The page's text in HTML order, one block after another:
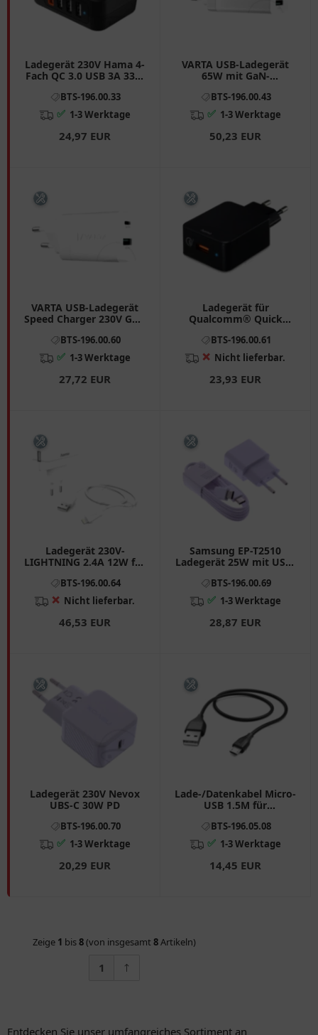
Ladegerät 230V Hama 4-
Fach QC 3.0 USB 3A 33W
Smartphones und
Tablets
BTS-196.00.33
✅ 1-3 Werktage
24,97 EUR
VARTA USB-Ladegerät
65W mit GaN-
BTS-196.00.43
✅ 1-3 Werktage
50,23 EUR
VARTA USB-Ladegerät
Speed Charger 230V GaN
BTS-196.00.60
✅ 1-3 Werktage
27,72 EUR
Ladegerät für
Qualcomm® Quick
W
BTS-196.00.61
❌ Nicht lieferbar.
23,93 EUR
Ladegerät 230V-
LIGHTNING 2.4A 12W für
BTS-196.00.64
❌ Nicht lieferbar.
46,53 EUR
Samsung EP-T2510
Ladegerät 25W mit USB-
BTS-196.00.69
✅ 1-3 Werktage
28,87 EUR
Ladegerät 230V Nevox
UBS-C 30W PD
BTS-196.00.70
✅ 1-3 Werktage
20,29 EUR
Lade-/Datenkabel Micro-
USB 1.5M für
Tablets schwarz Hama
BTS-196.05.08
✅ 1-3 Werktage
14,45 EUR
Zeige 1 bis8(von insgesamt 8Artikeln)
1
Entdecken Sie unser umfangreiches Sortiment an